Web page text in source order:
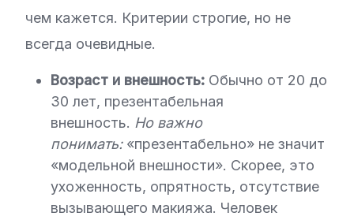
чем кажется. Критерии строгие, но не
всегда очевидные.
Возраст и внешность: Обычно от 20 до
30 лет, презентабельная
внешность. Но важно
понимать:«презентабельно» не значит
«модельной внешности». Скорее, это
ухоженность, опрятность, отсутствие
вызывающего макияжа. Человек